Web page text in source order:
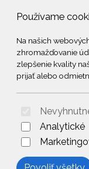
Používame
Na našich
zhromažďovanie
zlepšenie kvality
prijať alebo
Analytické
Social
Facebook
© 2026 Arrabella
Hosting: